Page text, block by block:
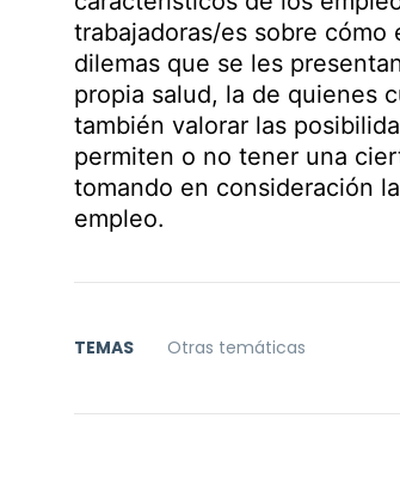
trabajadoras/es sobre
dilemas que se les
propia salud, la de quienes
también valorar las
permiten o no tener una
tomando en consideración
empleo.
TEMAS Otras temáticas